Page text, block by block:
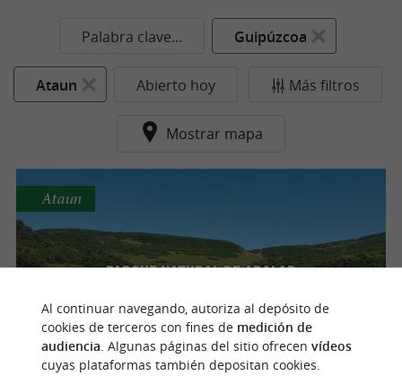
Palabra clave... Guipúzcoa
Ataun Abierto hoy Más filtros
Mostrar mapa
Parque Natural de Aralar
Parajes Naturales
Ataun
Al continuar navegando, autoriza al depósito de
cookies de terceros con fines de medición de
audiencia. Algunas páginas del sitio ofrecen vídeos
cuyas plataformas también depositan cookies.